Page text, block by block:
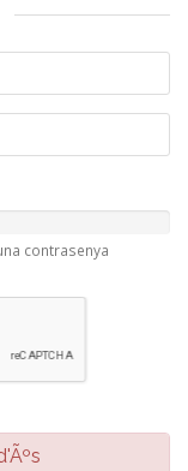
contrasenya